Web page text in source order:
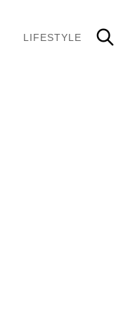
LIFESTYLE